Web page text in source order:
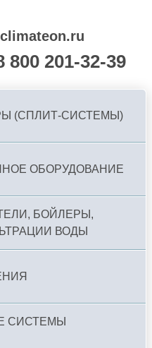
800 201-32-39
(СПЛИТ-СИСТЕМЫ)
ОБОРУДОВАНИЕ
БОЙЛЕРЫ,
ВОДЫ
СИСТЕМЫ